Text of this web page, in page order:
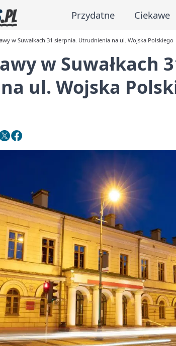
Przydatne Ciekawe
w Suwałkach 31 sierpnia. Utrudnienia na ul. Wojska Polskiego
w Suwałkach
ul. Wojska